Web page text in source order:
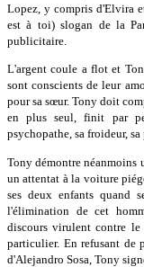
Lopez, y compris d'Elvira
est à toi) slogan de la
publicitaire.
L'argent coule a flot et
sont conscients de leur
pour sa sœur. Tony doit
en plus seul, finit par
psychopathe, sa froideur,
Tony démontre néanmoins
un attentat à la voiture
ses deux enfants quand
l'élimination de cet
discours virulent contre
particulier. En refusant de
d'Alejandro Sosa, Tony